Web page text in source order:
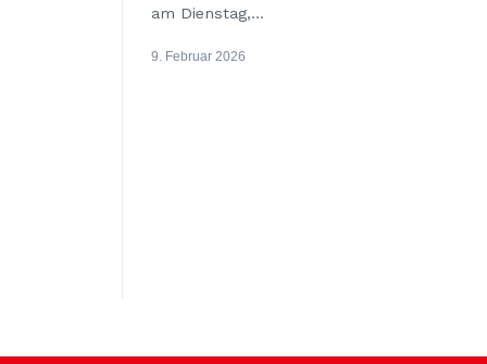
am Dienstag,...
9. Februar 2026